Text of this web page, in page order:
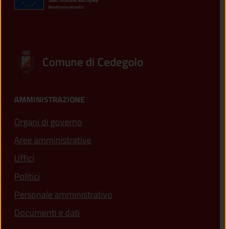
Comune di Cedegolo
AMMINISTRAZIONE
Organi di governo
Aree amministrative
Uffici
Politici
Personale amministrativo
Documenti e dati